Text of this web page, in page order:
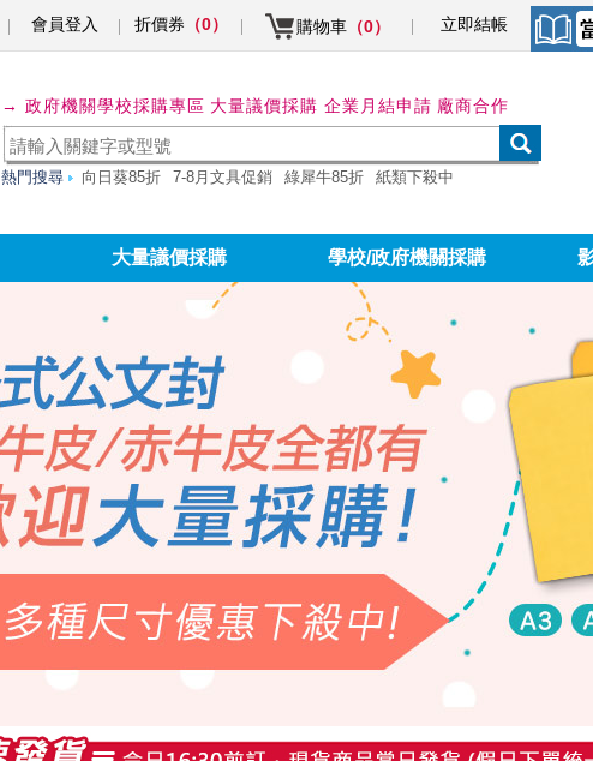
會員登入 折價券 （0） 購物車 （0） 立即結帳
→ 政府機關學校採購專區 大量議價採購 企業月結申請 廠商合作
熱門搜尋 向日葵85折 7-8月文具促銷 綠犀牛85折 紙類下殺中
大量議價採購 學校/政府機關採購